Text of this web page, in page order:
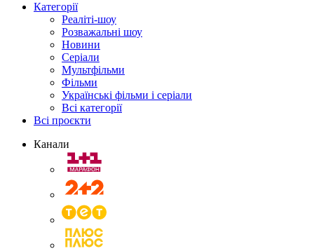
Категорії
Реаліті-шоу
Розважальні шоу
Новини
Серіали
Мультфільми
Фільми
Українські фільми і серіали
Всі категорії
Всі проєкти
Канали